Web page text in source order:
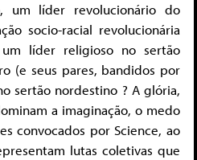
um líder revolucionário do
socio-racial revolucionária
líder religioso no sertão
(e seus pares, bandidos por
sertão nordestino ? A glória,
a imaginação, o medo
convocados por Science, ao
lutas coletivas que